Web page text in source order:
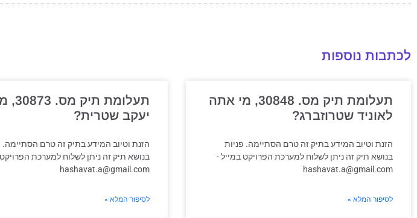
לכתבות נוספות
תעלומת תיק מס. 30848, מי אתה
לאוניד שטרוזברג?
הזנת וטיוב המידע בתיק זה טרם הסתיימה. פניות
בנושא תיק זה ניתן לשלוח למערכת הפרויקט במייל -
hashavat.a@gmail.com
לסיפור המלא »
תעלומת
יעקב שטרית?
הזנת וטיוב המידע בתיק זה טרם הסתיימה.
בנושא תיק זה ניתן לשלוח למערכת
hashavat.a@gmail.com
לסיפור המלא »